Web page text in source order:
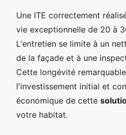
Une ITE correctement
vie exceptionnelle de 20 à
L'entretien se limite à un
de la façade et à une
Cette longévité
l'investissement initial et
économique de cette
votre habitat.